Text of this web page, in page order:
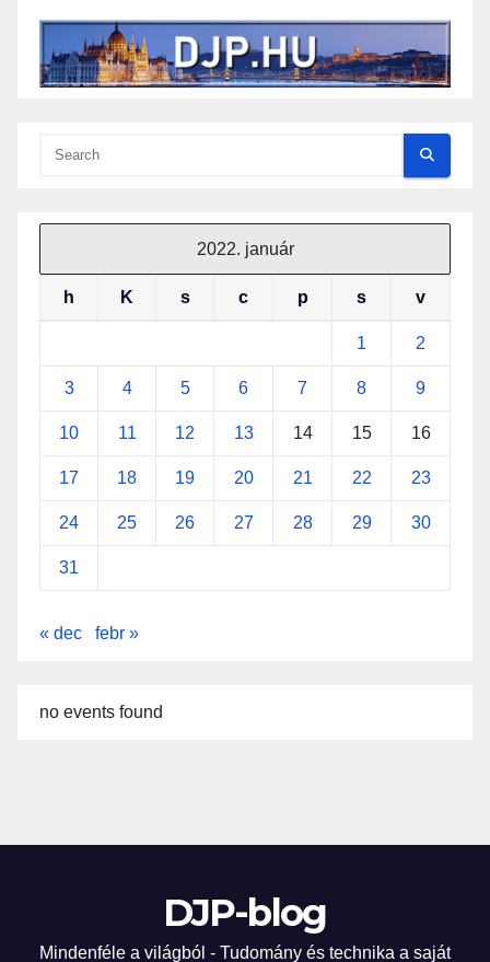
2022. január
h K s c p s v
1 2
3 4 5 6 7 8 9
10 11 12 13 14 15 16
17 18 19 20 21 22 23
24 25 26 27 28 29 30
31
« dec febr »
no events found
DJP-blog
Mindenféle a világból - Tudomány és technika a saját